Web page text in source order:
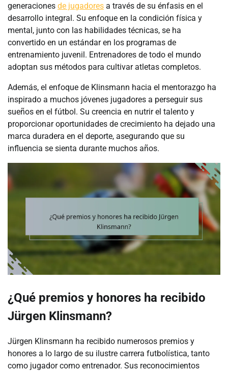
generaciones de jugadores a través de su énfasis en el
desarrollo integral. Su enfoque en la condición física y
mental, junto con las habilidades técnicas, se ha
convertido en un estándar en los programas de
entrenamiento juvenil. Entrenadores de todo el mundo
adoptan sus métodos para cultivar atletas completos.
Además, el enfoque de Klinsmann hacia el mentorazgo ha
inspirado a muchos jóvenes jugadores a perseguir sus
sueños en el fútbol. Su creencia en nutrir el talento y
proporcionar oportunidades de crecimiento ha dejado una
marca duradera en el deporte, asegurando que su
influencia se sienta durante muchos años.
¿Qué premios y honores ha recibido
Jürgen Klinsmann?
Jürgen Klinsmann ha recibido numerosos premios y
honores a lo largo de su ilustre carrera futbolística, tanto
como jugador como entrenador. Sus reconocimientos